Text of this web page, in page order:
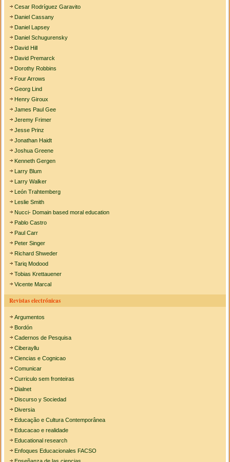
Cesar Rodríguez Garavito
Daniel Cassany
Daniel Lapsey
Daniel Schugurensky
David Hill
David Premarck
Dorothy Robbins
Four Arrows
Georg Lind
Henry Giroux
James Paul Gee
Jeremy Frimer
Jesse Prinz
Jonathan Haidt
Joshua Greene
Kenneth Gergen
Larry Blum
Larry Walker
León Trahtemberg
Leslie Smith
Nucci- Domain based moral education
Pablo Castro
Paul Carr
Peter Singer
Richard Shweder
Tariq Modood
Tobias Krettauener
Vicente Marcal
Revistas electrónicas
Argumentos
Bordón
Cadernos de Pesquisa
Ciberayllu
Ciencias e Cognicao
Comunicar
Curriculo sem fronteiras
Dialnet
Discurso y Sociedad
Diversia
Educação e Cultura Contemporânea
Educacao e realidade
Educational research
Enfoques Educacionales FACSO